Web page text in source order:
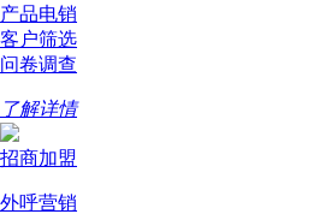
产品电销
客户筛选
问卷调查
了解详情
招商加盟
外呼营销